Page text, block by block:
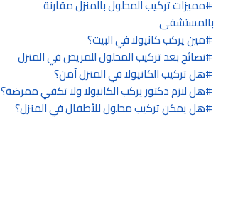
مميزات تركيب المحلول بالمنزل مقارنة
بالمستشفى
مين يركب كانيولا في البيت؟
نصائح بعد تركيب المحلول للمريض في المنزل
هل تركيب الكانيولا في المنزل آمن؟
هل لازم دكتور يركب الكانيولا ولا تكفي ممرضة؟
هل يمكن تركيب محلول للأطفال في المنزل؟